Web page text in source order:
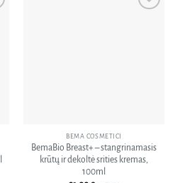
BEMA COSMETICI
BemaBio Breast+ – stangrinamasis
krūtų ir dekoltė srities kremas,
100ml